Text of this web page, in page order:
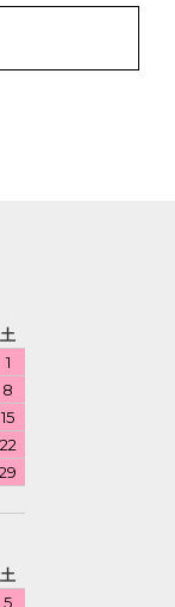
土
1
8
15
22
29
土
5